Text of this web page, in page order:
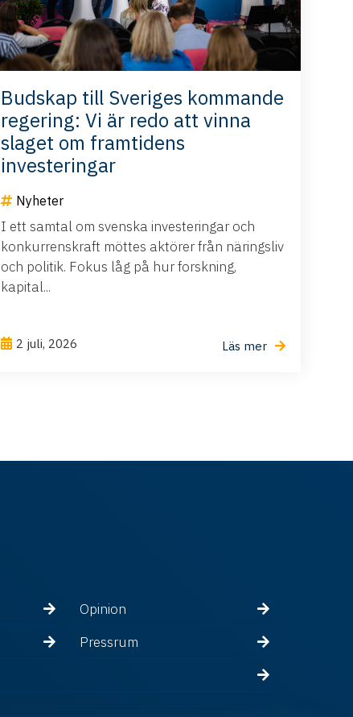
Budskap till Sveriges kommande
regering: Vi är redo att vinna
slaget om framtidens
investeringar
Nyheter
I ett samtal om svenska investeringar och
konkurrenskraft möttes aktörer från näringsliv
och politik. Fokus låg på hur forskning,
kapital...
2 juli, 2026 Läs mer
Opinion
Pressrum